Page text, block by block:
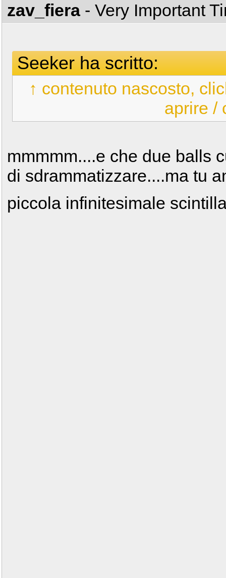
zav_fiera - Very Important
Seeker ha scritto:
↑ contenuto nascosto,
aprire /
mmmmm....e che due balls
di sdrammatizzare....ma tu
piccola infinitesimale